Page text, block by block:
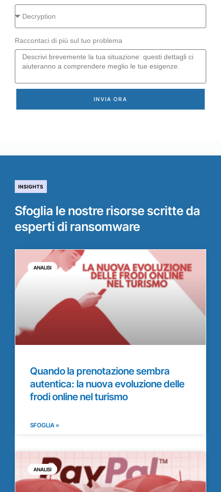
Raccontaci di più sul tuo problema
INVIA ORA
INSIGHTS
Sfoglia le nostre risorse scritte da
esperti di ransomware
ANALISI
Quando la prenotazione sembra
autentica: la nuova evoluzione delle
frodi online nel turismo
SFOGLIA »
ANALISI